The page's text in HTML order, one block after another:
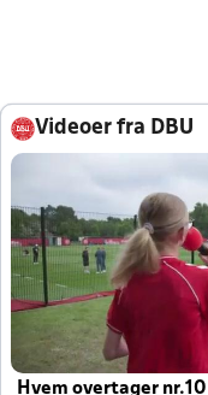
Videoer fra DBU
Hvem overtager